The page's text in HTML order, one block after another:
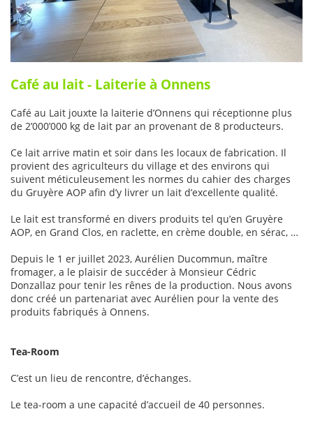
Café au lait - Laiterie à Onnens
Café au Lait jouxte la laiterie d’Onnens qui réceptionne plus
de 2’000’000 kg de lait par an provenant de 8 producteurs.
Ce lait arrive matin et soir dans les locaux de fabrication. Il
provient des agriculteurs du village et des environs qui
suivent méticuleusement les normes du cahier des charges
du Gruyère AOP afin d’y livrer un lait d’excellente qualité.
Le lait est transformé en divers produits tel qu’en Gruyère
AOP, en Grand Clos, en raclette, en crème double, en sérac, …
Depuis le 1 er juillet 2023, Aurélien Ducommun, maître
fromager, a le plaisir de succéder à Monsieur Cédric
Donzallaz pour tenir les rênes de la production. Nous avons
donc créé un partenariat avec Aurélien pour la vente des
produits fabriqués à Onnens.
Tea-Room
C’est un lieu de rencontre, d’échanges.
Le tea-room a une capacité d’accueil de 40 personnes.